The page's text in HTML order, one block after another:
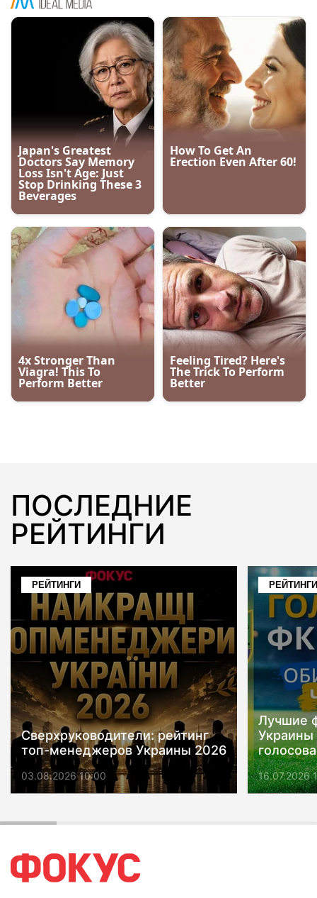
ПOСЛЕДНИЕ
РЕЙТИНГИ
РЕЙТИНГИ
Сверхруководители: рейтинг
топ-менеджеров Украины 2026
03.08.2026 10:00
РЕЙТИНГИ
Лучшие
Украины
16.07.2026